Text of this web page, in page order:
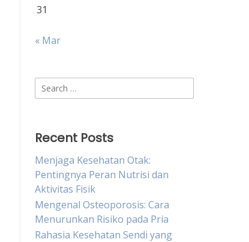
31
« Mar
Search
for:
Recent Posts
Menjaga Kesehatan Otak:
Pentingnya Peran Nutrisi dan
Aktivitas Fisik
Mengenal Osteoporosis: Cara
Menurunkan Risiko pada Pria
Rahasia Kesehatan Sendi yang